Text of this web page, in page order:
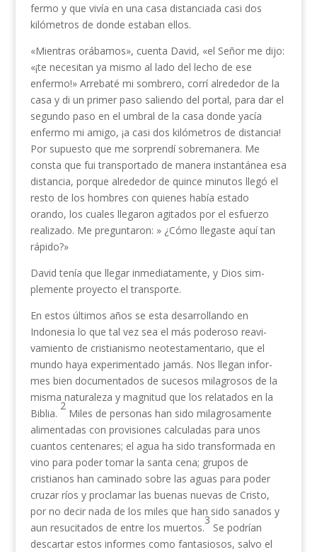
fermo y que vivía en una casa distanciada casi dos
kilómetros de donde estaban ellos.
«Mientras orábamos», cuenta David, «el Señor me dijo:
«¡te necesitan ya mismo al lado del lecho de ese
enfermo!» Arrebaté mi sombrero, corrí alrededor de la
casa y di un primer paso saliendo del portal, para dar el
segundo paso en el umbral de la casa donde yacía
enfermo mi amigo, ¡a casi dos kilómetros de distancia!
Por supuesto que me sorprendí sobre­manera. Me
consta que fui transportado de manera instantánea esa
distancia, porque alrededor de quince minutos llegó el
resto de los hombres con quienes había estado
orando, los cuales llegaron agitados por el esfuerzo
realizado. Me preguntaron: » ¿Cómo llegas­te aquí tan
rápido?»
David tenía que llegar inmediatamente, y Dios sim­
plemente proyecto el transporte.
En estos últimos años se esta desarrollando en
Indonesia lo que tal vez sea el más poderoso reavi­
vamiento de cristianismo neotestamentario, que el
mundo haya experimentado jamás. Nos llegan infor­
mes bien documentados de sucesos milagrosos de la
misma naturaleza y magnitud que los relatados en la
Biblia.
2
Miles de personas han sido milagrosamente
alimentadas con provisiones calculadas para unos
cuantos centenares; el agua ha sido transformada en
vino para poder tomar la santa cena; grupos de
cristianos han caminado sobre las aguas para poder
cruzar ríos y proclamar las buenas nuevas de Cristo,
por no decir nada de los miles que han sido sanados y
aun resucitados de entre los muertos.
3
Se podrían
descartar estos informes como fantasiosos, salvo el